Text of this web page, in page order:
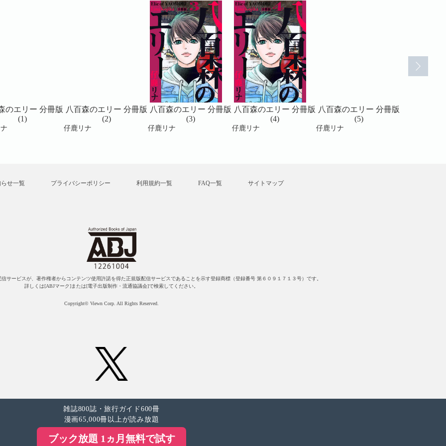
のエリー 分冊版
(1)
八百森のエリー 分冊版
(2)
仔鹿リナ
八百森のエリー 分冊版
(3)
仔鹿リナ
八百森のエリー 分冊版
(4)
仔鹿リナ
八百森のエリー 分冊版
(5)
仔鹿リナ
らせ一覧 プライバシーポリシー 利用規約一覧 FAQ一覧 サイトマップ
サービスが、著作権者からコンテンツ使用許諾を得た正規版配信サービスであることを示す登録商標（登録番号 第６０９１７１３号）です。
詳しくは[ABJマーク]または[電子出版制作・流通協議会]で検索してください。
Copyright© Viewn Corp. All Rights Reserved.
雑誌800誌・旅行ガイド600冊
漫画65,000冊以上が読み放題
ブック放題 1ヵ月無料で試す